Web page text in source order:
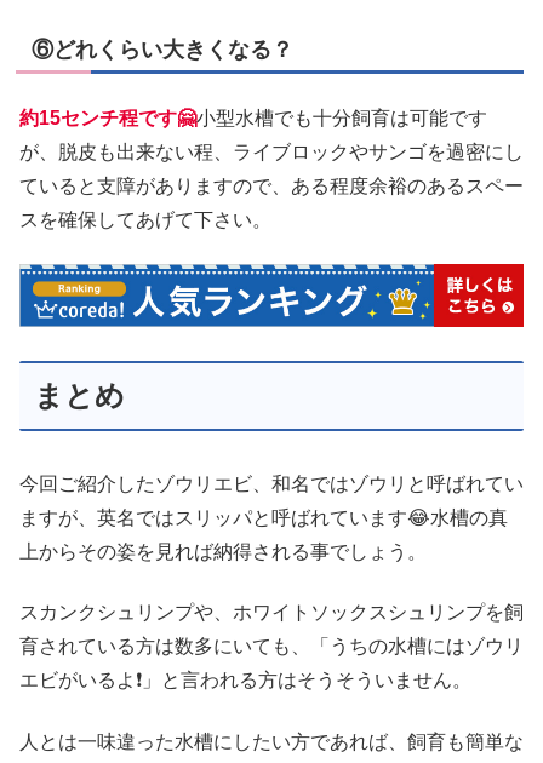
⑥どれくらい大きくなる？
約15センチ程です🤗小型水槽でも十分飼育は可能です
が、脱皮も出来ない程、ライブロックやサンゴを過密にし
ていると支障がありますので、ある程度余裕のあるスペー
スを確保してあげて下さい。
まとめ
今回ご紹介したゾウリエビ、和名ではゾウリと呼ばれてい
ますが、英名ではスリッパと呼ばれています😂水槽の真
上からその姿を見れば納得される事でしょう。
スカンクシュリンプや、ホワイトソックスシュリンプを飼
育されている方は数多にいても、「うちの水槽にはゾウリ
エビがいるよ❗」と言われる方はそうそういません。
人とは一味違った水槽にしたい方であれば、飼育も簡単な